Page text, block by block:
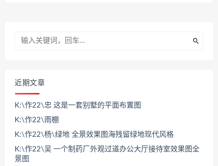
近期文章
K:\作22\忠 这是一套别墅的平面布置图
K:\作22\雨棚
K:\作22\杨\绿地 全景效果图海残留绿地现代风格
K:\作22\吴 一个制药厂外观过道办公大厅接待室效果图全
景图